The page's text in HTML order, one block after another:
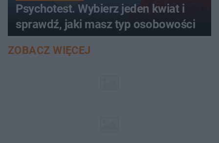
Psychotest. Wybierz jeden kwiat i
sprawdź, jaki masz typ osobowości
ZOBACZ WIĘCEJ